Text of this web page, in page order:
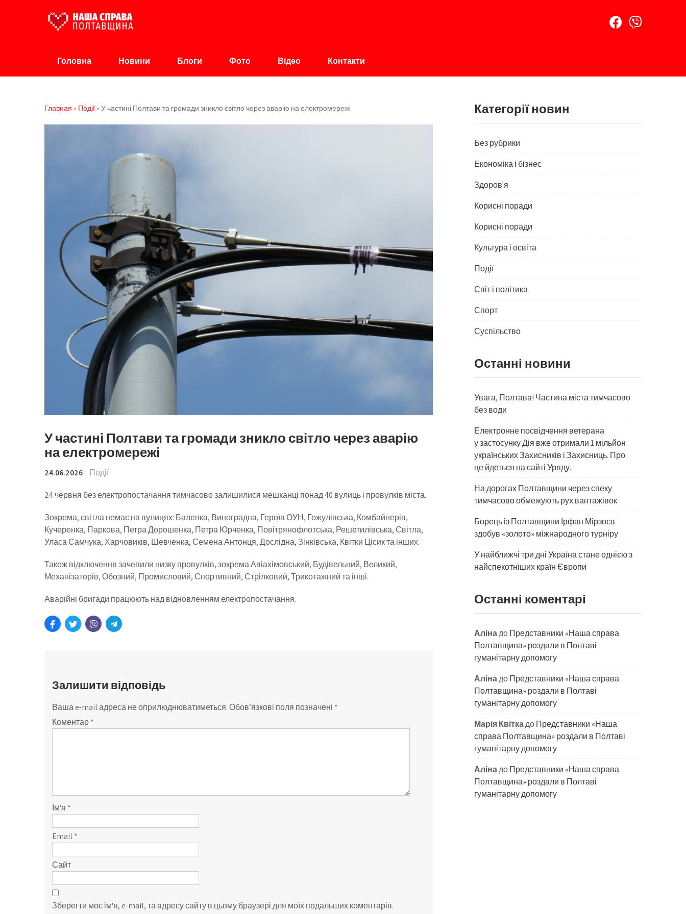
Головна
Новини Блоги Фото Відео Контакти
Главная » Події » У частині Полтави та громади зникло світло через аварію на електромережі
У частині Полтави та громади зникло світло через аварію
на електромережі
24.06.2026 Події
24 червня без електропостачання тимчасово залишилися мешканці понад 40 вулиць і провулків міста.
Зокрема, світла немає на вулицях: Баленка, Виноградна, Героїв ОУН, Гожулівська, Комбайнерів,
Кучеренка, Паркова, Петра Дорошенка, Петра Юрченка, Повітрянофлотська, Решетилівська, Світла,
Уласа Самчука, Харчовиків, Шевченка, Семена Антонця, Дослідна, Зінківська, Квітки Цісик та інших.
Також відключення зачепили низку провулків, зокрема Авіахімовський, Будівельний, Великий,
Механізаторів, Обозний, Промисловий, Спортивний, Стрілковий, Трикотажний та інші.
Аварійні бригади працюють над відновленням електропостачання.
Залишити відповідь
Ваша e-mail адреса не оприлюднюватиметься.Обов’язкові поля позначені *
Коментар*
Ім'я *
Email *
Сайт
Зберегти моє ім'я, e-mail, та адресу сайту в цьому браузері для моїх подальших коментарів.
Категорії новин
Без рубрики
Економіка і бізнес
Здоров'я
Корисні поради
Корисні поради
Культура і освіта
Події
Світ і політика
Спорт
Суспільство
Останні новини
Увага, Полтава! Частина міста тимчасово
без води
Електронне посвідчення ветерана
у застосунку Дія вже отримали 1 мільйон
українських Захисників і Захисниць. Про
це йдеться на сайті Уряду.
На дорогах Полтавщини через спеку
тимчасово обмежують рух вантажівок
Борець із Полтавщини Ірфан Мірзоєв
здобув «золото» міжнародного турніру
​У найближчі три дні Україна стане однією з
найспекотніших країн Європи
Останні коментарі
АлінадоПредставники «Наша справа
Полтавщина» роздали в Полтаві
гуманітарну допомогу
АлінадоПредставники «Наша справа
Полтавщина» роздали в Полтаві
гуманітарну допомогу
Марія КвіткадоПредставники «Наша
справа Полтавщина» роздали в Полтаві
гуманітарну допомогу
АлінадоПредставники «Наша справа
Полтавщина» роздали в Полтаві
гуманітарну допомогу